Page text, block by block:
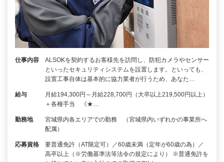
仕事内容
ALSOKを契約するお客様先を訪問し、防犯カメラやセンサー
といったセキュリティシステムを設置します。といっても、
設置工事自体は基本的に協力業者が行うため、あなた…
給与
月給194,300円～月給228,700円（大卒以上219,500円以上）
＋各種手当 《★…
勤務地
宮城県内各エリアでの勤務 （宮城県内いずれかの事業所へ
配属）
応募資格
要普通免許（AT限定可）／60歳未満（定年が60歳の為）／
高卒以上（※労働基準法等法令の規定により） ※普通免許を